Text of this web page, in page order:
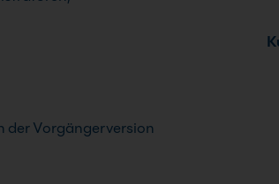
der Vorgängerversion